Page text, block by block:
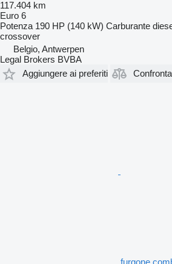
117.404 km
Euro 6
Potenza 190 HP (140 kW) Carburante
crossover
Belgio, Antwerpen
Legal Brokers BVBA
Aggiungere ai preferiti
Confronta
furgone